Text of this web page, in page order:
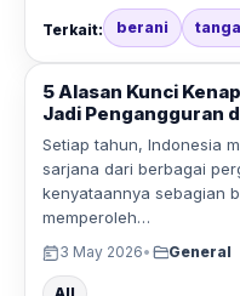
Terkait: berani
5 Alasan Kunci
Jadi Pengangguran
Setiap tahun, Indonesia
sarjana dari berbagai
kenyataannya sebagian
memperoleh…
3 May 2026• General